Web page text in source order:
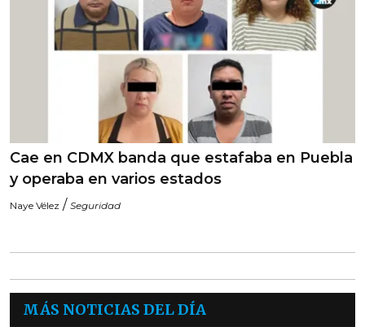
Cae en CDMX banda que estafaba en Puebla
y operaba en varios estados
Naye Vélez / Seguridad
MÁS NOTICIAS DEL DÍA